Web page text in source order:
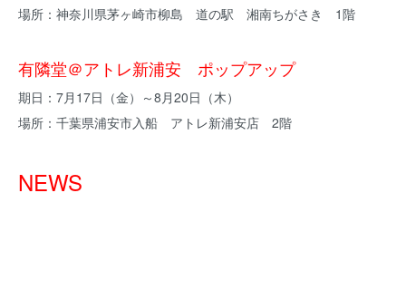
場所：神奈川県茅ヶ崎市柳島 道の駅 湘南ちがさき 1階
有隣堂＠アトレ新浦安 ポップアップ
期日：7月17日（金）～8月20日（木）
場所：千葉県浦安市入船 アトレ新浦安店 2階
NEWS